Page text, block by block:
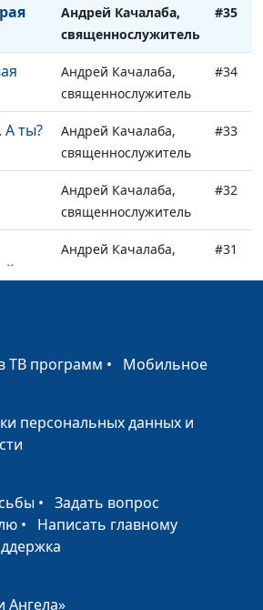
Андрей Качалаба,
священнослужитель
#35
Андрей Качалаба,
священнослужитель
#34
ты?
Андрей Качалаба,
священнослужитель
#33
Андрей Качалаба,
священнослужитель
#32
Андрей Качалаба,
#31
священнослужитель
Андрей Качалаба,
ТВ программ • Мобильное
персональных данных и
• Задать вопрос
• Написать главному
Ангела»